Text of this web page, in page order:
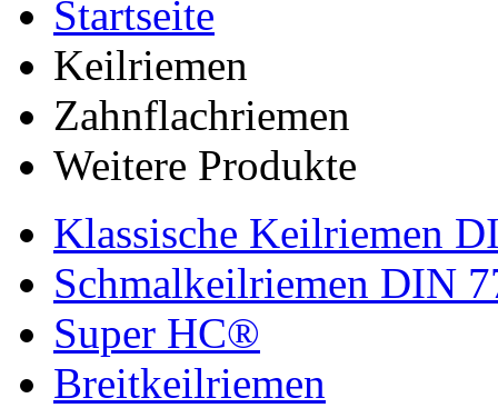
Keilriemen
Zahnflachriemen
Weitere Produkte
Klassische Keilriemen
Schmalkeilriemen DIN
Super HC®
Breitkeilriemen